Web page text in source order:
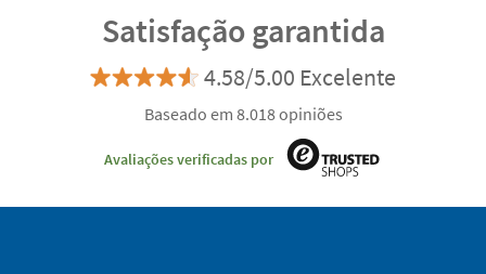
Satisfação garantida
4.58/5.00 Excelente
Baseado em 8.018 opiniões
Avaliações verificadas por